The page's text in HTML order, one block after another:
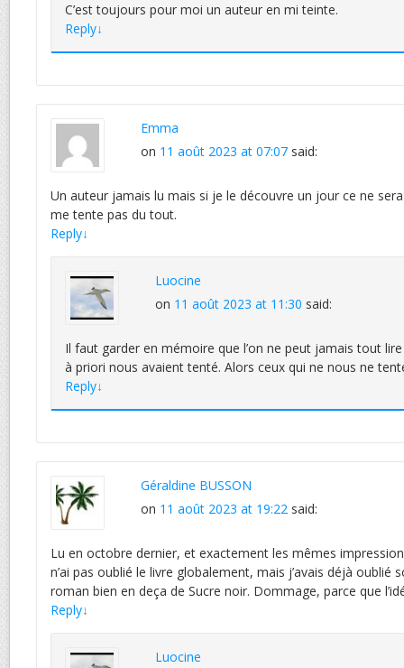
C’est toujours pour moi un auteur en mi teinte.
Reply↓
Emma
on 11 août 2023 at 07:07 said:
Un auteur jamais lu mais si je le découvre un jour ce ne
me tente pas du tout.
Reply↓
Luocine
on 11 août 2023 at 11:30 said:
Il faut garder en mémoire que l’on ne peut jamais tout
à priori nous avaient tenté. Alors ceux qui ne nous ne
Reply↓
Géraldine BUSSON
on 11 août 2023 at 19:22 said:
Lu en octobre dernier, et exactement les mêmes
n’ai pas oublié le livre globalement, mais j’avais déjà oublié
roman bien en deça de Sucre noir. Dommage, parce que
Reply↓
Luocine